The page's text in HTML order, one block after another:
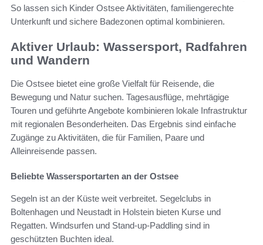
So lassen sich Kinder Ostsee Aktivitäten, familiengerechte
Unterkunft und sichere Badezonen optimal kombinieren.
Aktiver Urlaub: Wassersport, Radfahren
und Wandern
Die Ostsee bietet eine große Vielfalt für Reisende, die
Bewegung und Natur suchen. Tagesausflüge, mehrtägige
Touren und geführte Angebote kombinieren lokale Infrastruktur
mit regionalen Besonderheiten. Das Ergebnis sind einfache
Zugänge zu Aktivitäten, die für Familien, Paare und
Alleinreisende passen.
Beliebte Wassersportarten an der Ostsee
Segeln ist an der Küste weit verbreitet. Segelclubs in
Boltenhagen und Neustadt in Holstein bieten Kurse und
Regatten. Windsurfen und Stand-up-Paddling sind in
geschützten Buchten ideal.